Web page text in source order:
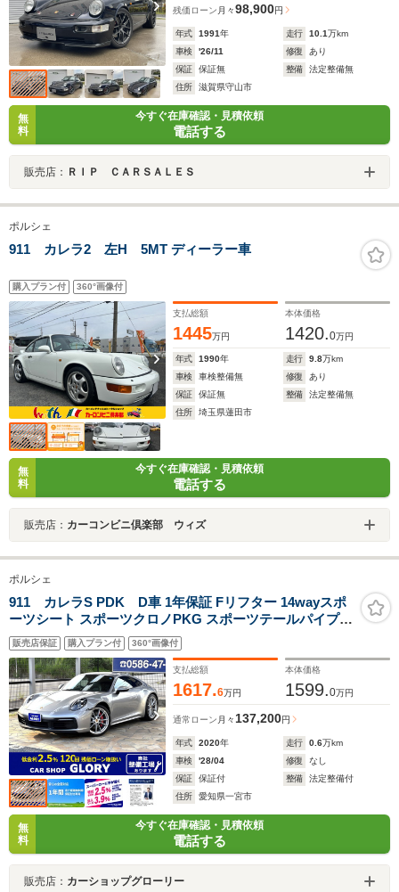
残価ローン 月々98,900円
年式 1991年 走行 10.1万km
車検
'26/11 修復
あり
保証
保証無 整備
法定整備無
住所
滋賀県守山市
無
料
今すぐ在庫確認・見積依頼
電話する
販売店： ＲＩＰ ＣＡＲＳＡＬＥＳ
ポルシェ
911 カレラ2 左H 5MT ディーラー車
購入プラン付 360°画像付
支払総額
1445万円
本体価格
1420.0万円
年式 1990年 走行 9.8万km
車検
車検整備無 修復
あり
保証
保証無 整備
法定整備無
住所
埼玉県蓮田市
無
料
今すぐ在庫確認・見積依頼
電話する
販売店： カーコンビニ倶楽部 ウィズ
ポルシェ
911 カレラS PDK D車 1年保証 Fリフター 14wayスポ
ーツシート スポーツクロノPKG スポーツテールパイプ
LEDヘッドライト レーンチェンジアシス シートヒーター
プライバシーガラス スポーツデザインサイドスカート
販売店保証 購入プラン付 360°画像付
支払総額
1617.6万円
本体価格
1599.0万円
通常ローン 月々 137,200円
年式 2020年 走行 0.6万km
車検
'28/04 修復
なし
保証
保証付 整備
法定整備付
住所
愛知県一宮市
無
料
今すぐ在庫確認・見積依頼
電話する
販売店： カーショップグローリー